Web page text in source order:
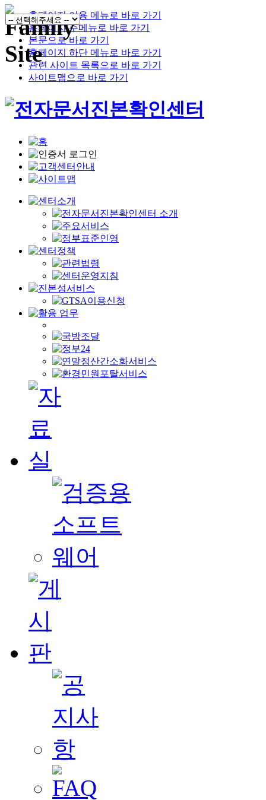
홈페이지 이용 메뉴로 바로 가기
홈페이지 주메뉴로 바로 가기
본문으로 바로 가기
홈페이지 하단 메뉴로 바로 가기
관련 사이트 목록으로 바로 가기
사이트맵으로 바로 가기